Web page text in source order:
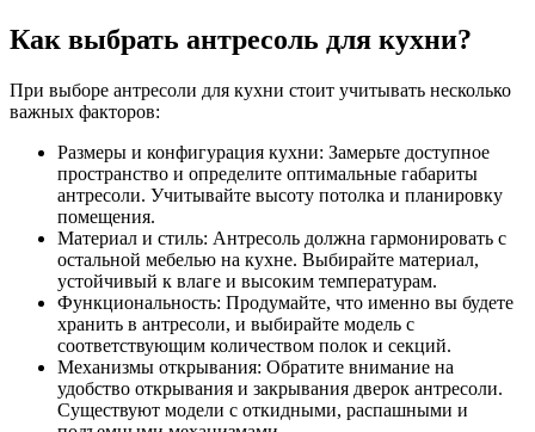
Как выбрать антресоль для кухни?
При выборе антресоли для кухни стоит учитывать несколько
важных факторов:
Размеры и конфигурация кухни: Замерьте доступное
пространство и определите оптимальные габариты
антресоли. Учитывайте высоту потолка и планировку
помещения.
Материал и стиль: Антресоль должна гармонировать с
остальной мебелью на кухне. Выбирайте материал,
устойчивый к влаге и высоким температурам.
Функциональность: Продумайте, что именно вы будете
хранить в антресоли, и выбирайте модель с
соответствующим количеством полок и секций.
Механизмы открывания: Обратите внимание на
удобство открывания и закрывания дверок антресоли.
Существуют модели с откидными, распашными и